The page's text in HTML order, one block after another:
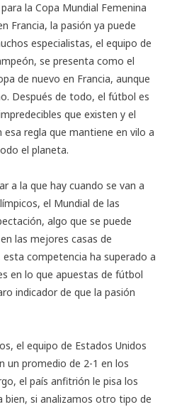
la Copa Mundial Femenina
Francia, la pasión ya puede
especialistas, el equipo de
se presenta como el
de nuevo en Francia, aunque
Después de todo, el fútbol es
que existen y el
regla que mantiene en vilo a
el planeta.
a la que hay cuando se van a
, el Mundial de las
algo que se puede
las mejores casas de
competencia ha superado a
en lo que apuestas de fútbol
indicador de que la pasión
el equipo de Estados Unidos
un promedio de 2-1 en los
el país anfitrión le pisa los
bien, si analizamos otro tipo de